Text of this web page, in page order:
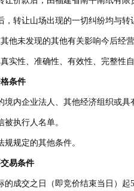
，转让山场出现的一切纠纷均与
他未发现的其他有关影响今后经
实性、准确性、有效性、完整性
条件
境内企业法人、其他经济组织或
执行人名单。
规定的其他条件。
易条件
的成交之日（即竞价结束当日）